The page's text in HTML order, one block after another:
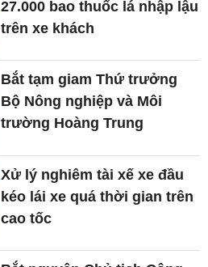
27.000 bao thuốc lá nhập lậu
trên xe khách
Bắt tạm giam Thứ trưởng
Bộ Nông nghiệp và Môi
trường Hoàng Trung
Xử lý nghiêm tài xế xe đầu
kéo lái xe quá thời gian trên
cao tốc